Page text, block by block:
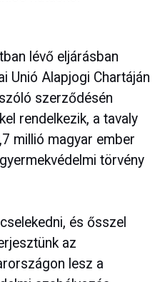
lévő eljárásban
Unió Alapjogi Chartáján
szerződésén
rendelkezik, a tavaly
millió magyar ember
törvény
és ősszel
az
lesz a